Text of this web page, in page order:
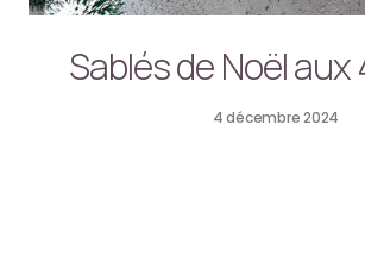
Sablés de Noël aux
4 décembre 2024